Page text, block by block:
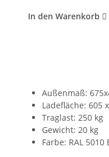
In den Warenkorb
Außenmaß:
Ladefläche: 605
Traglast: 250 kg
Gewicht: 20 kg
Farbe: RAL 5010